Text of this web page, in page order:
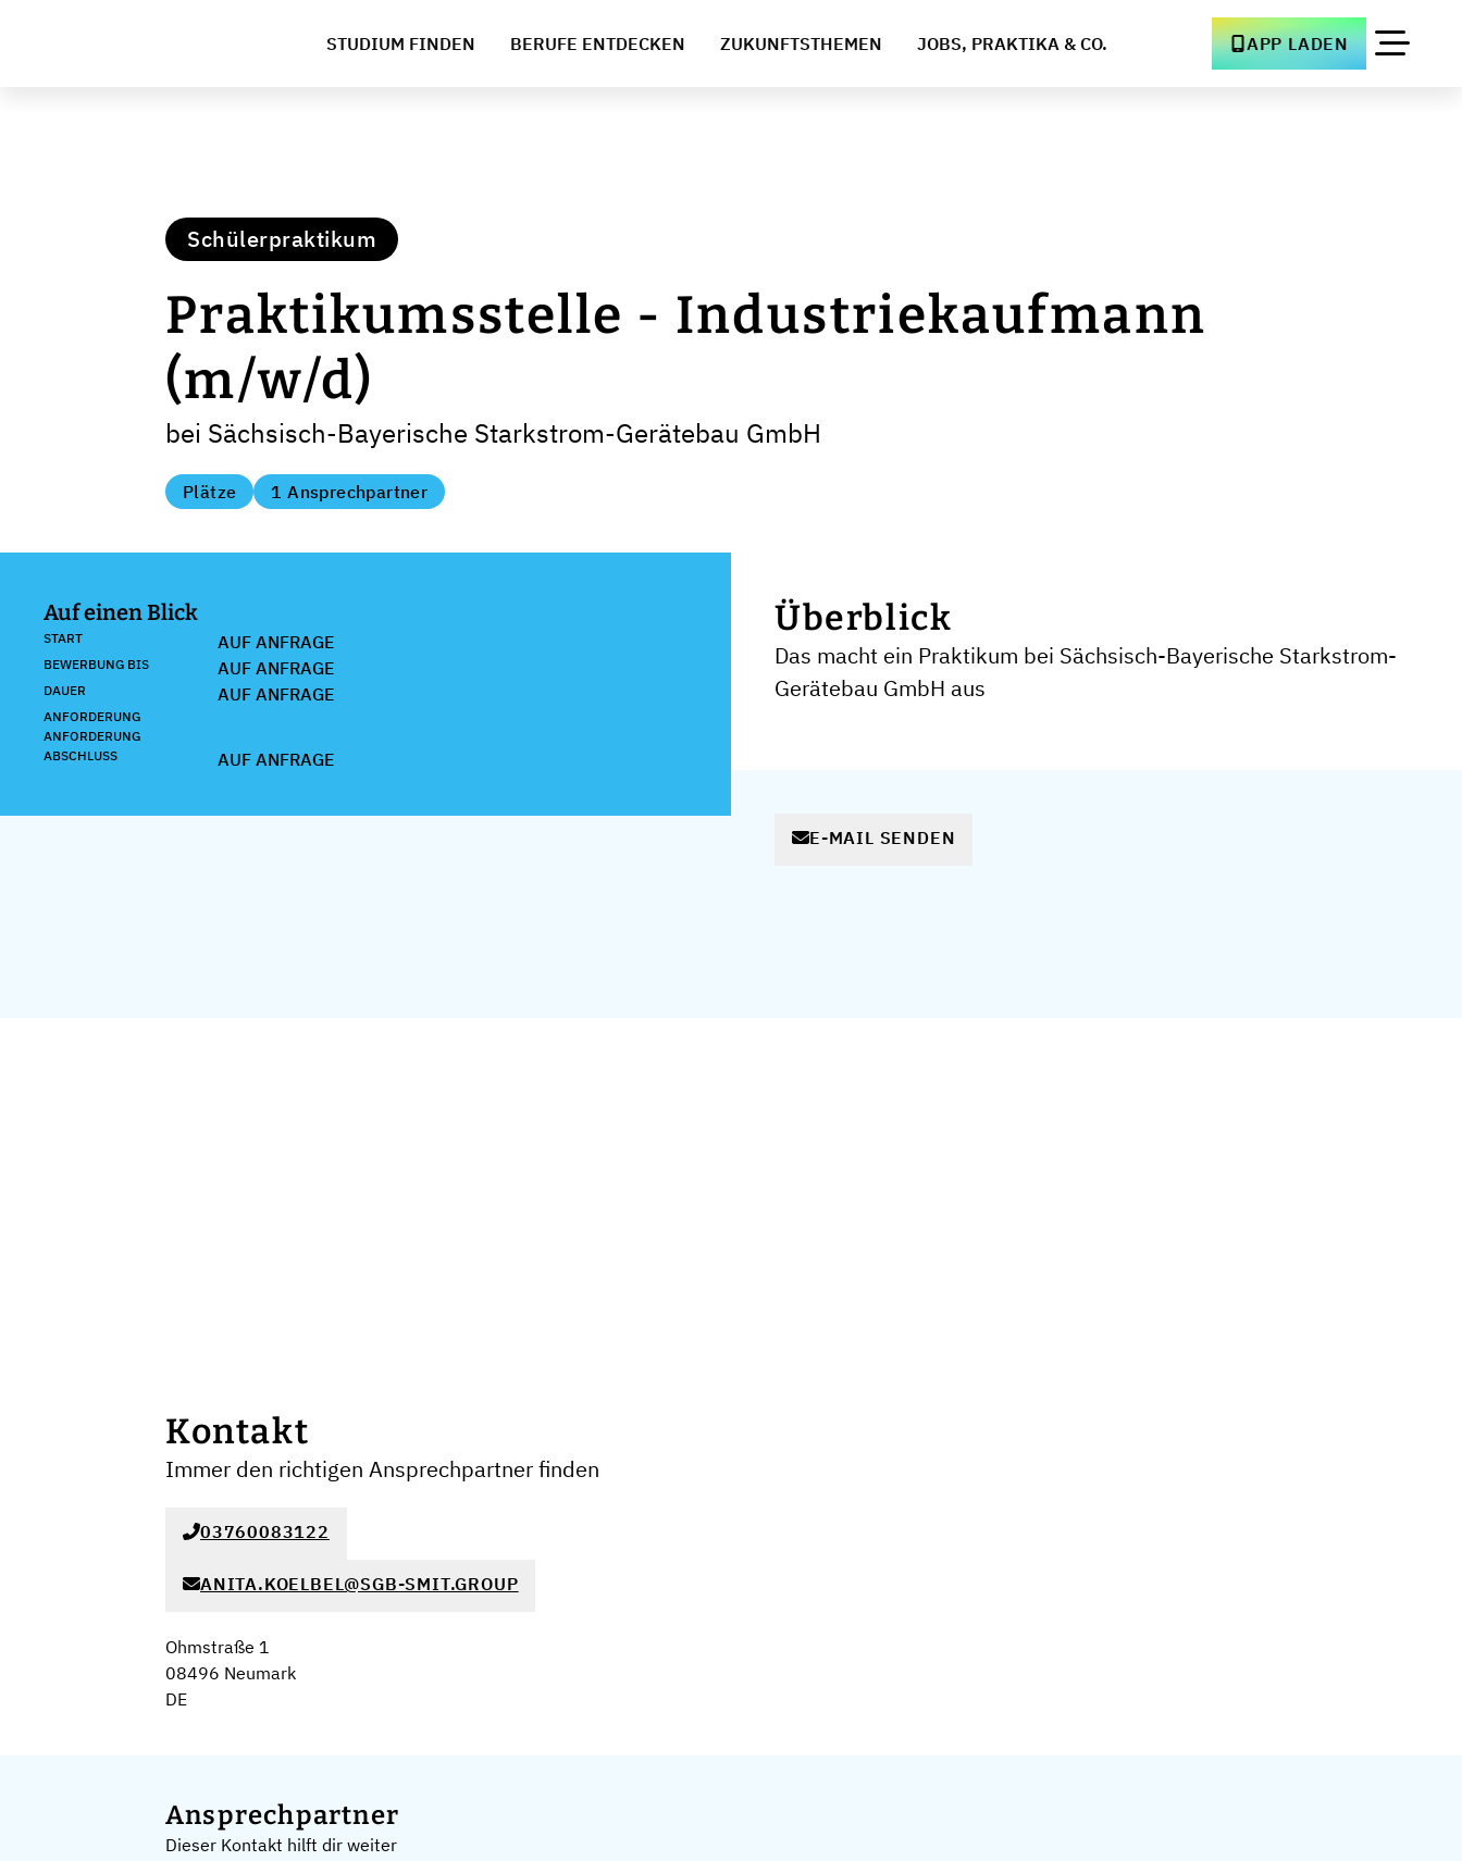
STUDIUM FINDEN BERUFE ENTDECKEN ZUKUNFTSTHEMEN JOBS, PRAKTIKA & CO. APP LADEN
Schülerpraktikum
Praktikumsstelle - Industriekaufmann
(m/w/d)
bei Sächsisch-Bayerische Starkstrom-Gerätebau GmbH
Plätze 1 Ansprechpartner
Auf einen Blick
START AUF ANFRAGE
BEWERBUNG BIS AUF ANFRAGE
DAUER AUF ANFRAGE
ANFORDERUNG
ANFORDERUNG
ABSCHLUSS
AUF ANFRAGE
Überblick
Das macht ein Praktikum bei Sächsisch-Bayerische Starkstrom-
Gerätebau GmbH aus
E-MAIL SENDEN
Kontakt
Immer den richtigen Ansprechpartner finden
03760083122
ANITA.KOELBEL@SGB-SMIT.GROUP
Ohmstraße 1
08496 Neumark
DE
Ansprechpartner
Dieser Kontakt hilft dir weiter